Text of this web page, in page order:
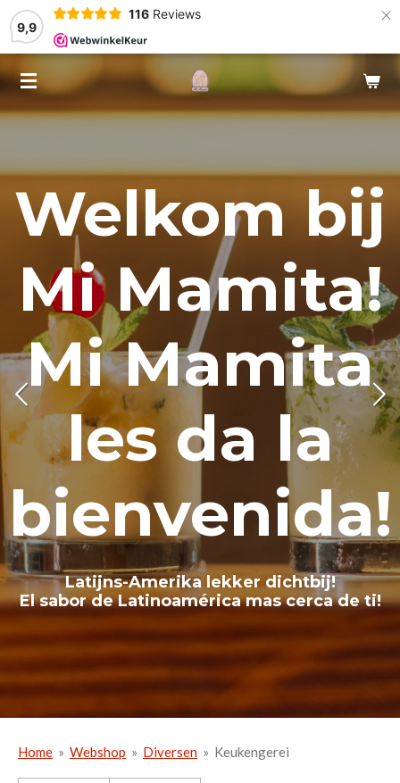
9,9
116 Reviews ×
Welkom bij
Mi Mamita!
Mi Mamita
les da la
bienvenida!
Latijns-Amerika lekker dichtbij!
El sabor de Latinoamérica mas cerca de ti!
Home » Webshop » Diversen » Keukengerei